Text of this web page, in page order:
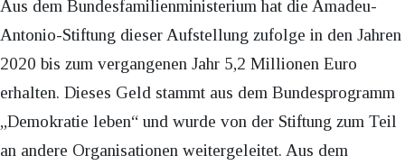
Aus dem Bundesfamilienministerium hat die Amadeu-
Antonio-Stiftung dieser Aufstellung zufolge in den Jahren
2020 bis zum vergangenen Jahr 5,2 Millionen Euro
erhalten. Dieses Geld stammt aus dem Bundesprogramm
„Demokratie leben“ und wurde von der Stiftung zum Teil
an andere Organisationen weitergeleitet. Aus dem